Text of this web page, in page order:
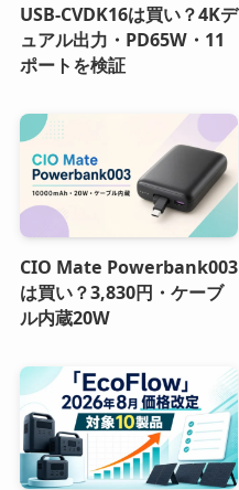
USB-CVDK16は買い？4Kデ
ュアル出力・PD65W・11
ポートを検証
CIO Mate Powerbank003
は買い？3,830円・ケーブ
ル内蔵20W